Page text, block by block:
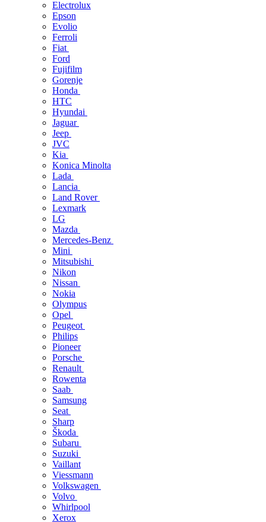
Electrolux
Epson
Evolio
Ferroli
Fiat
Ford
Fujifilm
Gorenje
Honda
HTC
Hyundai
Jaguar
Jeep
JVC
Kia
Konica Minolta
Lada
Lancia
Land Rover
Lexmark
LG
Mazda
Mercedes-Benz
Mini
Mitsubishi
Nikon
Nissan
Nokia
Olympus
Opel
Peugeot
Philips
Pioneer
Porsche
Renault
Rowenta
Saab
Samsung
Seat
Sharp
Škoda
Subaru
Suzuki
Vaillant
Viessmann
Volkswagen
Volvo
Whirlpool
Xerox